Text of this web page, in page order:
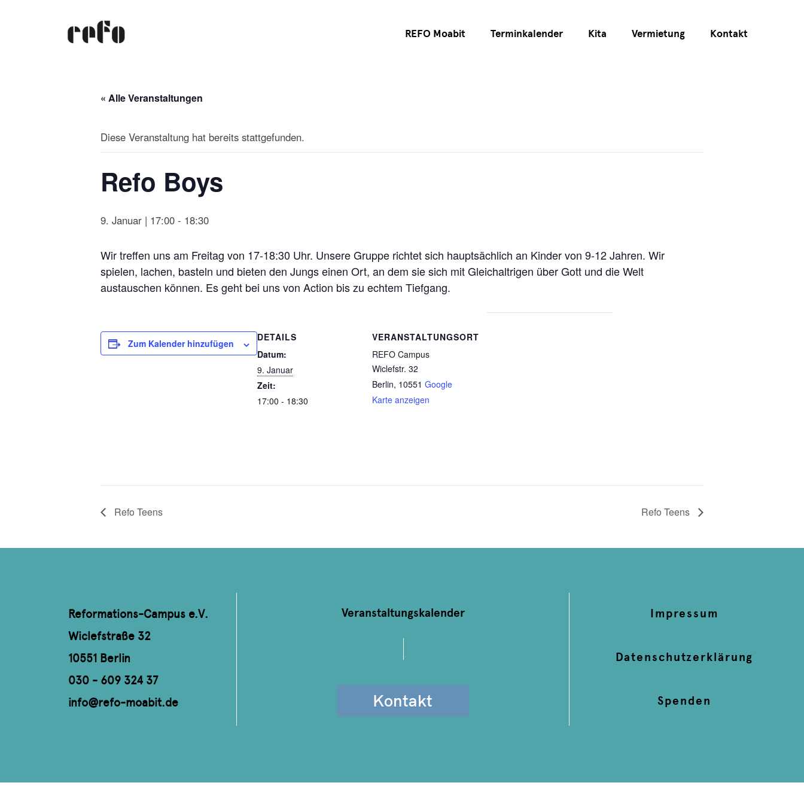
REFO Moabit Terminkalender Kita Vermietung Kontakt
« Alle Veranstaltungen
Diese Veranstaltung hat bereits stattgefunden.
Refo Boys
9. Januar | 17:00 - 18:30
Wir treffen uns am Freitag von 17-18:30 Uhr. Unsere Gruppe richtet sich hauptsächlich an Kinder von 9-12 Jahren. Wir
spielen, lachen, basteln und bieten den Jungs einen Ort, an dem sie sich mit Gleichaltrigen über Gott und die Welt
austauschen können. Es geht bei uns von Action bis zu echtem Tiefgang.
Zum Kalender hinzufügen
DETAILS
Datum:
9. Januar
Zeit:
17:00 - 18:30
VERANSTALTUNGSORT
REFO Campus
Wiclefstr. 32
Berlin, 10551 Google
Karte anzeigen
Refo Teens Refo Teens
Reformations-Campus e.V.
Wiclefstraße 32
10551 Berlin
030 - 609 324 37
info@refo-moabit.de
Impressum
Veranstaltungskalender
Datenschutzerklärung
Kontakt Spenden